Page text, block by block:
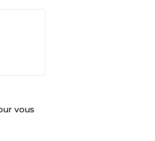
vous